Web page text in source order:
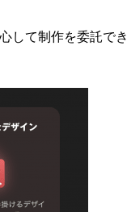
して制作を委託でき